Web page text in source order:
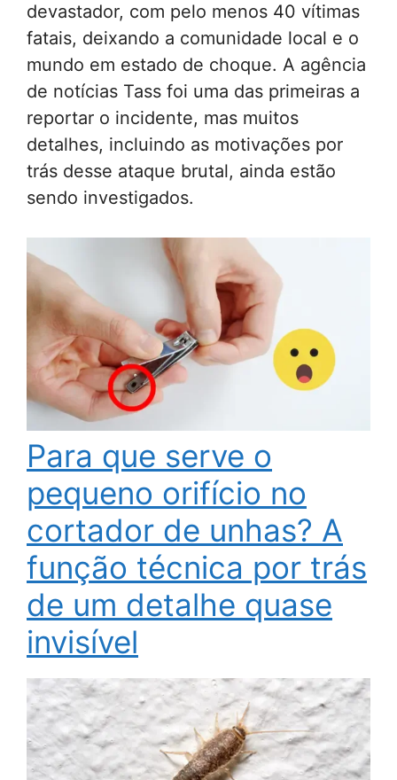
devastador, com pelo menos 40 vítimas
fatais, deixando a comunidade local e o
mundo em estado de choque. A agência
de notícias Tass foi uma das primeiras a
reportar o incidente, mas muitos
detalhes, incluindo as motivações por
trás desse ataque brutal, ainda estão
sendo investigados.
Para que serve o
pequeno orifício no
cortador de unhas? A
função técnica por trás
de um detalhe quase
invisível